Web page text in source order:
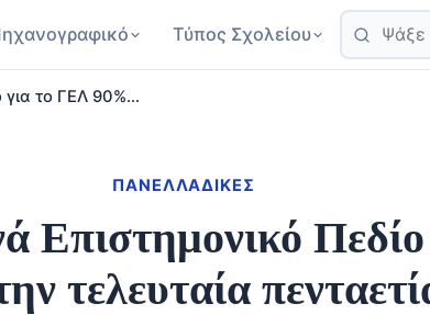
Τύπος Σχολείου
για το ΓΕΛ 90%…
ΠΑΝΕΛΛΑΔΙΚΈΣ
Επιστημονικό Πεδίο
τελευταία